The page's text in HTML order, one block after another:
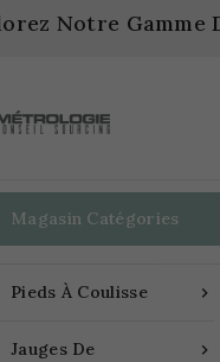
Notre
Magasin Catégories

Pieds À Coulisse

Jauges De